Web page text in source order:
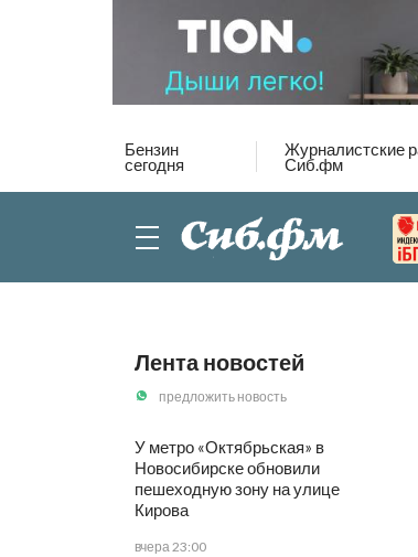
Бензин
сегодня
Журналистские
Сиб.фм
Лента новостей
предложить новость
У метро «Октябрьская» в
Новосибирске обновили
пешеходную зону на улице
Кирова
вчера 23:00